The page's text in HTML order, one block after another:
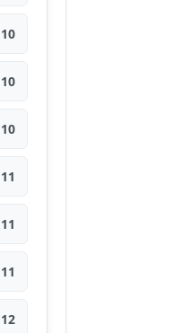
10
10
10
11
11
11
12